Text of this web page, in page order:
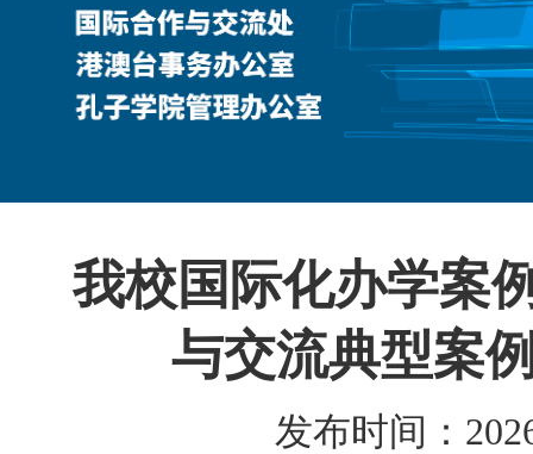
我校国际化办学案
与交流典型案
发布时间：